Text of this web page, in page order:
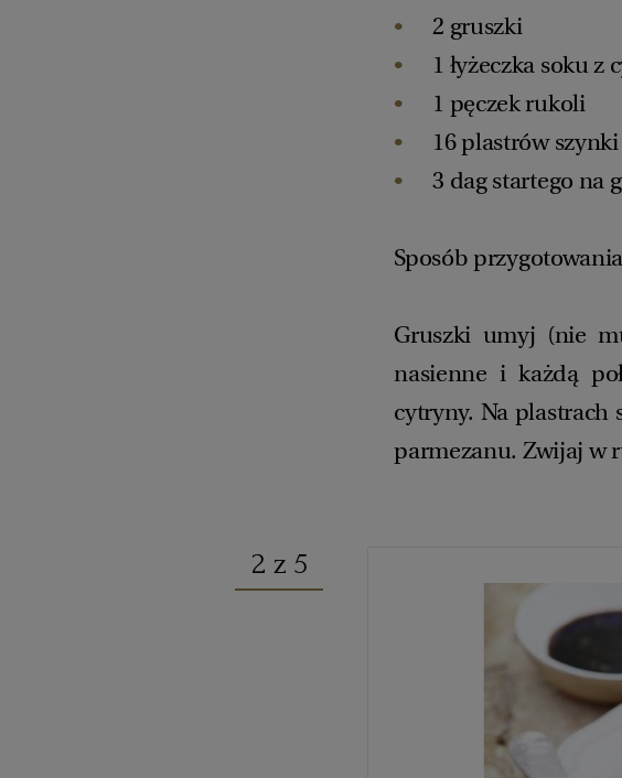
2 gruszki
1 łyżeczka soku z
1 pęczek rukoli
16 plastrów
3 dag startego na
Sposób przygotowania
Gruszki umyj (nie
nasienne i każdą
cytryny. Na plastrach
parmezanu. Zwijaj w
2 z 5